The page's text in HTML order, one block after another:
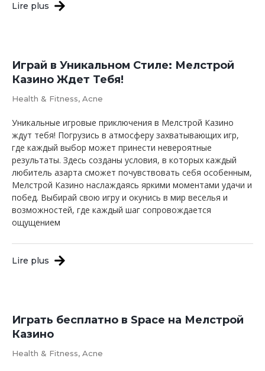
Lire plus
Играй в Уникальном Стиле: Мелстрой
Казино Ждет Тебя!
Health & Fitness, Acne
Уникальные игровые приключения в Мелстрой Казино
ждут тебя! Погрузись в атмосферу захватывающих игр,
где каждый выбор может принести невероятные
результаты. Здесь созданы условия, в которых каждый
любитель азарта сможет почувствовать себя особенным,
Мелстрой Казино наслаждаясь яркими моментами удачи и
побед. Выбирай свою игру и окунись в мир веселья и
возможностей, где каждый шаг сопровождается
ощущением
Lire plus
Играть бесплатно в Space на Мелстрой
Казино
Health & Fitness, Acne